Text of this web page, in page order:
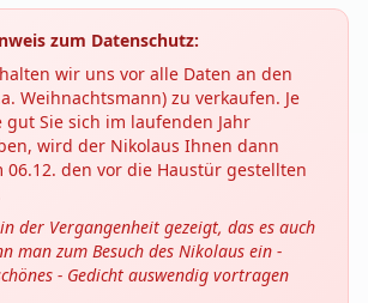
zum Datenschutz:
wir uns vor alle Daten an den
Weihnachtsmann) zu verkaufen. Je
gut Sie sich im laufenden Jahr
wird der Nikolaus Ihnen dann
06.12. den vor die Haustür gestellten
der Vergangenheit gezeigt, das es auch
man zum Besuch des Nikolaus ein -
- Gedicht auswendig vortragen